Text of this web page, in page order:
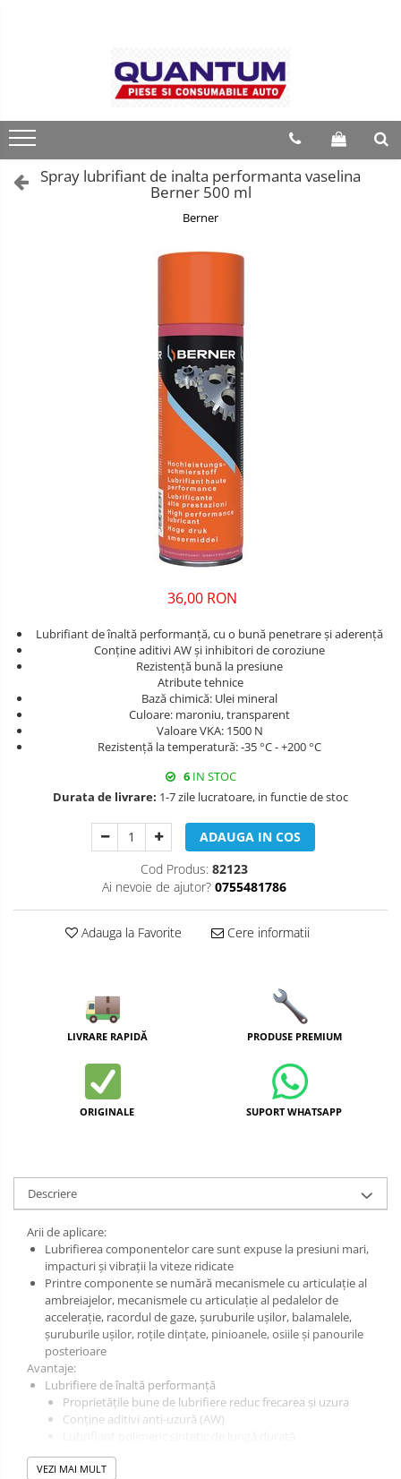
Spray lubrifiant de inalta performanta vaselina
Berner 500 ml
Berner
36,00 RON
Lubrifiant de înaltă performanță, cu o bună penetrare și aderență
Conține aditivi AW și inhibitori de coroziune
Rezistență bună la presiune
Atribute tehnice
Bază chimică: Ulei mineral
Culoare: maroniu, transparent
Valoare VKA: 1500 N
Rezistență la temperatură: -35 °C - +200 °C
6 IN STOC
Durata de livrare: 1-7 zile lucratoare, in functie de stoc
ADAUGA IN COS
Cod Produs: 82123
Ai nevoie de ajutor? 0755481786
Adauga la Favorite Cere informatii
LIVRARE RAPIDĂ PRODUSE PREMIUM
ORIGINALE SUPORT WHATSAPP
Descriere
Arii de aplicare:
Lubrifierea componentelor care sunt expuse la presiuni mari,
impacturi și vibrații la viteze ridicate
Printre componente se numără mecanismele cu articulație al
ambreiajelor, mecanismele cu articulație al pedalelor de
accelerație, racordul de gaze, șuruburile ușilor, balamalele,
șuruburile ușilor, roțile dințate, pinioanele, osiile și panourile
posterioare
Avantaje:
Lubrifiere de înaltă performanță
Proprietățile bune de lubrifiere reduc frecarea și uzura
Conține aditivi anti-uzură (AW)
Aderență foarte bună și rezistență la presiune
Asigură o lubrifiere temeinică
VEZI MAI MULT